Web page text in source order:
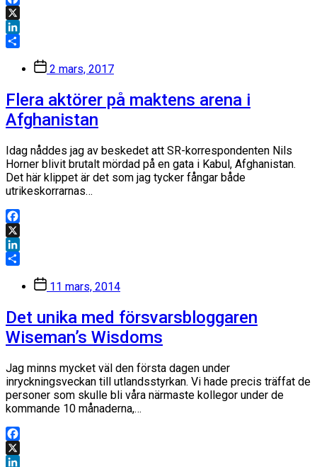
Facebook
X
LinkedIn
Inläggsdatum
2 mars, 2017
Flera aktörer på maktens arena i
Afghanistan
Idag nåddes jag av beskedet att SR-korrespondenten Nils
Horner blivit brutalt mördad på en gata i Kabul, Afghanistan.
Det här klippet är det som jag tycker fångar både
utrikeskorrarnas…
Facebook
X
LinkedIn
Inläggsdatum
11 mars, 2014
Det unika med försvarsbloggaren
Wiseman’s Wisdoms
Jag minns mycket väl den första dagen under
inryckningsveckan till utlandsstyrkan. Vi hade precis träffat de
personer som skulle bli våra närmaste kollegor under de
kommande 10 månaderna,…
Facebook
X